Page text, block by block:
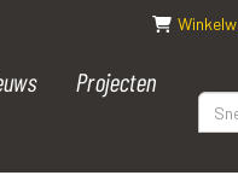
Projecten